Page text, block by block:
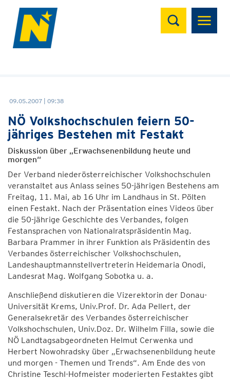
Suchen
09.05.2007 | 09:38
NÖ Volkshochschulen feiern 50-
jähriges Bestehen mit Festakt
Diskussion über „Erwachsenenbildung heute und
morgen“
Der Verband niederösterreichischer Volkshochschulen
veranstaltet aus Anlass seines 50-jährigen Bestehens am
Freitag, 11. Mai, ab 16 Uhr im Landhaus in St. Pölten
einen Festakt. Nach der Präsentation eines Videos über
die 50-jährige Geschichte des Verbandes, folgen
Festansprachen von Nationalratspräsidentin Mag.
Barbara Prammer in ihrer Funktion als Präsidentin des
Verbandes österreichischer Volkshochschulen,
Landeshauptmannstellvertreterin Heidemaria Onodi,
Landesrat Mag. Wolfgang Sobotka u. a.
Anschließend diskutieren die Vizerektorin der Donau-
Universität Krems, Univ.Prof. Dr. Ada Pellert, der
Generalsekretär des Verbandes österreichischer
Volkshochschulen, Univ.Doz. Dr. Wilhelm Filla, sowie die
NÖ Landtagsabgeordneten Helmut Cerwenka und
Herbert Nowohradsky über „Erwachsenenbildung heute
und morgen - Themen und Trends“. Am Ende des von
Christine Teschl-Hofmeister moderierten Festaktes gibt